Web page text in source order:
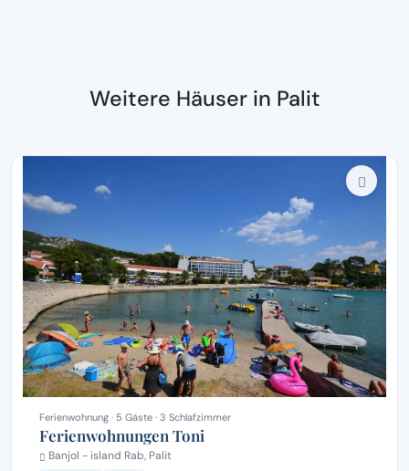
Weitere Häuser in Palit
Ferienwohnung · 5 Gäste · 3 Schlafzimmer
Ferienwohnungen Toni
Banjol - island Rab, Palit